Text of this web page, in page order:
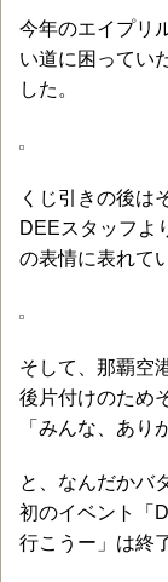
今年のエイプリ
い道に困ってい
した。
くじ引きの後は
DEEスタッフよ
の表情に表れて
そして、那覇空
後片付けのため
「みんな、あり
と、なんだかバ
初のイベント「
行こうー」は終